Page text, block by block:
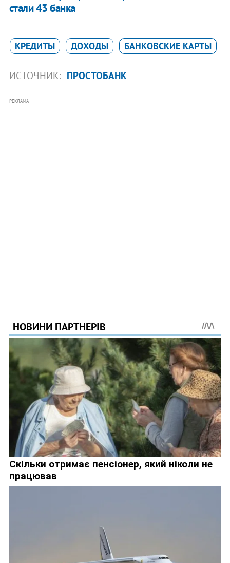
стали 43 банка
КРЕДИТЫ ДОХОДЫ БАНКОВСКИЕ КАРТЫ
ИСТОЧНИК: ПРОСТОБАНК
РЕКЛАМА